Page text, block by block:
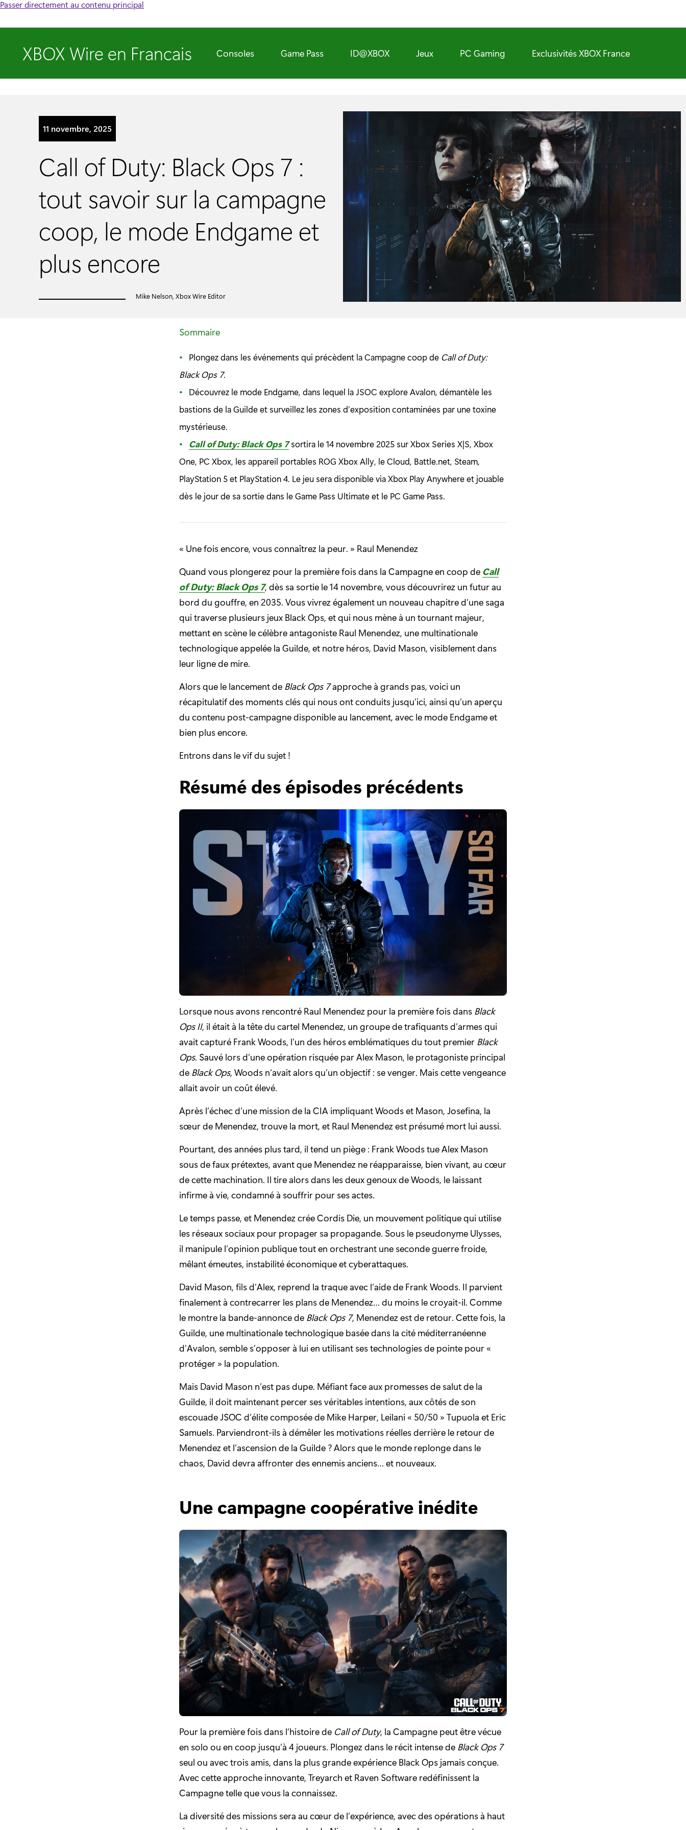
Passer directement au contenu principal
XBOX Wire en Francais Consoles Game Pass ID@XBOX Jeux PC Gaming Exclusivités XBOX France
11 novembre, 2025
Call of Duty: Black Ops 7 :
tout savoir sur la campagne
coop, le mode Endgame et
plus encore
Mike Nelson, Xbox Wire Editor
Sommaire
Plongez dans les événements qui précèdent la Campagne coop de Call of Duty:
Black Ops 7.
Découvrez le mode Endgame, dans lequel la JSOC explore Avalon, démantèle les
bastions de la Guilde et surveillez les zones d’exposition contaminées par une toxine
mystérieuse.
Call of Duty: Black Ops 7sortira le 14 novembre 2025 sur Xbox Series X|S, Xbox
One, PC Xbox, les appareil portables ROG Xbox Ally, le Cloud, Battle.net, Steam,
PlayStation 5 et PlayStation 4. Le jeu sera disponible via Xbox Play Anywhere et jouable
dès le jour de sa sortie dans le Game Pass Ultimate et le PC Game Pass.
« Une fois encore, vous connaîtrez la peur. » Raul Menendez
Quand vous plongerez pour la première fois dans la Campagne en coop de Call
of Duty: Black Ops 7, dès sa sortie le 14 novembre, vous découvrirez un futur au
bord du gouffre, en 2035. Vous vivrez également un nouveau chapitre d’une saga
qui traverse plusieurs jeux Black Ops, et qui nous mène à un tournant majeur,
mettant en scène le célèbre antagoniste Raul Menendez, une multinationale
technologique appelée la Guilde, et notre héros, David Mason, visiblement dans
leur ligne de mire.
Alors que le lancement de Black Ops 7approche à grands pas, voici un
récapitulatif des moments clés qui nous ont conduits jusqu’ici, ainsi qu’un aperçu
du contenu post-campagne disponible au lancement, avec le mode Endgame et
bien plus encore.
Entrons dans le vif du sujet !
Résumé des épisodes précédents
Lorsque nous avons rencontré Raul Menendez pour la première fois dans Black
Ops II, il était à la tête du cartel Menendez, un groupe de trafiquants d’armes qui
avait capturé Frank Woods, l’un des héros emblématiques du tout premier Black
Ops. Sauvé lors d’une opération risquée par Alex Mason, le protagoniste principal
de Black Ops, Woods n’avait alors qu’un objectif : se venger. Mais cette vengeance
allait avoir un coût élevé.
Après l’échec d’une mission de la CIA impliquant Woods et Mason, Josefina, la
sœur de Menendez, trouve la mort, et Raul Menendez est présumé mort lui aussi.
Pourtant, des années plus tard, il tend un piège : Frank Woods tue Alex Mason
sous de faux prétextes, avant que Menendez ne réapparaisse, bien vivant, au cœur
de cette machination. Il tire alors dans les deux genoux de Woods, le laissant
infirme à vie, condamné à souffrir pour ses actes.
Le temps passe, et Menendez crée Cordis Die, un mouvement politique qui utilise
les réseaux sociaux pour propager sa propagande. Sous le pseudonyme Ulysses,
il manipule l’opinion publique tout en orchestrant une seconde guerre froide,
mêlant émeutes, instabilité économique et cyberattaques.
David Mason, fils d’Alex, reprend la traque avec l’aide de Frank Woods. Il parvient
finalement à contrecarrer les plans de Menendez… du moins le croyait-il. Comme
le montre la bande-annonce de Black Ops 7, Menendez est de retour. Cette fois, la
Guilde, une multinationale technologique basée dans la cité méditerranéenne
d’Avalon, semble s’opposer à lui en utilisant ses technologies de pointe pour «
protéger » la population.
Mais David Mason n’est pas dupe. Méfiant face aux promesses de salut de la
Guilde, il doit maintenant percer ses véritables intentions, aux côtés de son
escouade JSOC d’élite composée de Mike Harper, Leilani « 50/50 » Tupuola et Eric
Samuels. Parviendront-ils à démêler les motivations réelles derrière le retour de
Menendez et l’ascension de la Guilde ? Alors que le monde replonge dans le
chaos, David devra affronter des ennemis anciens… et nouveaux.
Une campagne coopérative inédite
Pour la première fois dans l’histoire de Call of Duty, la Campagne peut être vécue
en solo ou en coop jusqu’à 4 joueurs. Plongez dans le récit intense de Black Ops 7
seul ou avec trois amis, dans la plus grande expérience Black Ops jamais conçue.
Avec cette approche innovante, Treyarch et Raven Software redéfinissent la
Campagne telle que vous la connaissez.
La diversité des missions sera au cœur de l’expérience, avec des opérations à haut